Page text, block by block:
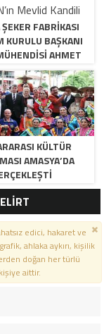
FABRIKASI
KURULU BAŞKANI
AHMET
MEVLID KANDILI
MESAJI
KÜLTÜR
AMASYA’DA
edici, hakaret ve
ahlaka aykırı, kişilik
doğan her türlü
aittir.